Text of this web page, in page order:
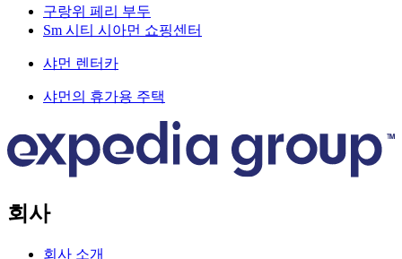
구랑위 페리 부두
Sm 시티 시아먼 쇼핑센터
샤먼 렌터카
샤먼의 휴가용 주택
회사
회사 소개